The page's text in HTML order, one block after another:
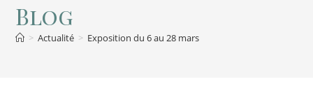
Blog
> Actualité > Exposition du 6 au 28 mars